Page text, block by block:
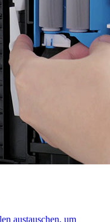
austauschen, um